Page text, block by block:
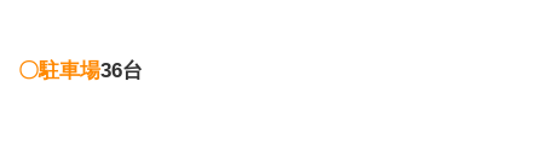
〇駐車場36台